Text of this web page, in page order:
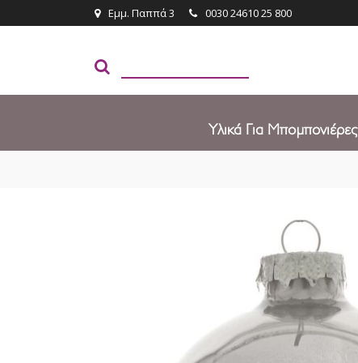
Εμμ. Παππά 3 0030 24610 25 800
Υλικά Για Μπομπονιέρες